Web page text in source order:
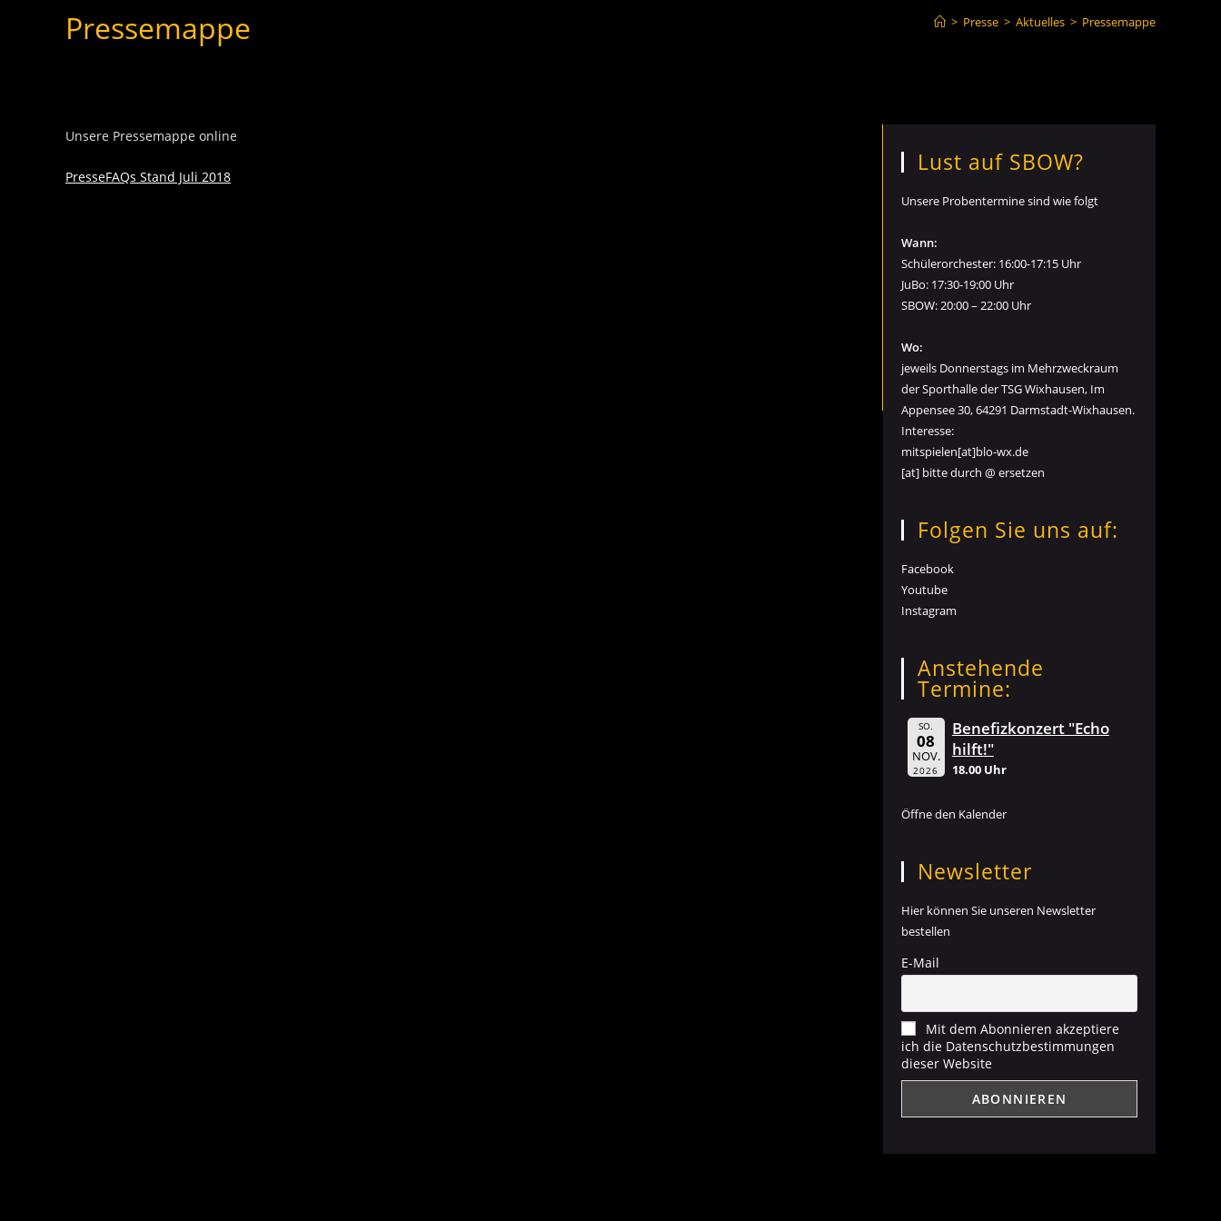
Pressemappe > Presse > Aktuelles > Pressemappe
Unsere Pressemappe online
PresseFAQs Stand Juli 2018
Lust auf SBOW?
Unsere Probentermine sind wie folgt
Wann:
Schülerorchester: 16:00-17:15 Uhr
JuBo: 17:30-19:00 Uhr
SBOW: 20:00 – 22:00 Uhr
Wo:
jeweils Donnerstags im Mehrzweckraum
der Sporthalle der TSG Wixhausen, Im
Appensee 30, 64291 Darmstadt-Wixhausen.
Interesse:
mitspielen[at]blo-wx.de
[at] bitte durch @ ersetzen
Folgen Sie uns auf:
Facebook
Youtube
Instagram
Anstehende
Termine:
SO.
08
NOV.
2026
Benefizkonzert "Echo
hilft!"
18.00 Uhr
Öffne den Kalender
Newsletter
Hier können Sie unseren Newsletter
bestellen
E-Mail
Mit dem Abonnieren akzeptiere
ich die Datenschutzbestimmungen
dieser Website